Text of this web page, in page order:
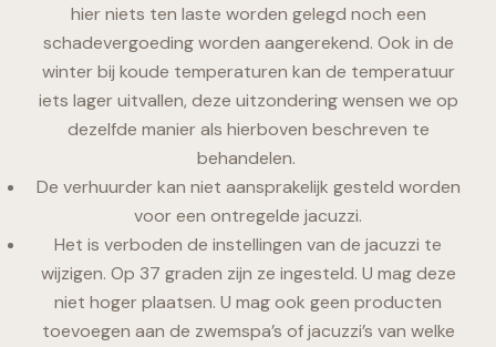
hier niets ten laste worden gelegd noch een
schadevergoeding worden aangerekend. Ook in de
winter bij koude temperaturen kan de temperatuur
iets lager uitvallen, deze uitzondering wensen we op
dezelfde manier als hierboven beschreven te
behandelen.
De verhuurder kan niet aansprakelijk gesteld worden
voor een ontregelde jacuzzi.
Het is verboden de instellingen van de jacuzzi te
wijzigen. Op 37 graden zijn ze ingesteld. U mag deze
niet hoger plaatsen. U mag ook geen producten
toevoegen aan de zwemspa’s of jacuzzi’s van welke